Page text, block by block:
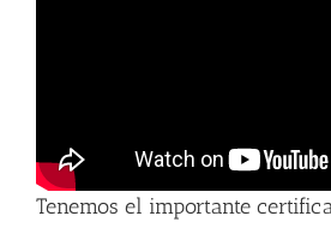
Tenemos el importante